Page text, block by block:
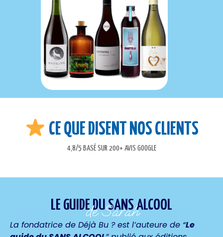
CE QUE DISENT NOS CLIENTS
4,8/5 BASÉ SUR 200+ AVIS GOOGLE
LE GUIDE DU SANS ALCOOL
de Sarah
La fondatrice de Déjà Bu ? est l’auteure de “Le